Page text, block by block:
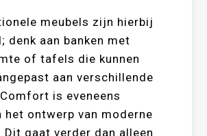
meubels zijn hierbij
denk aan banken met
of tafels die kunnen
aan verschillende
is eveneens
het ontwerp van moderne
Dit gaat verder dan alleen